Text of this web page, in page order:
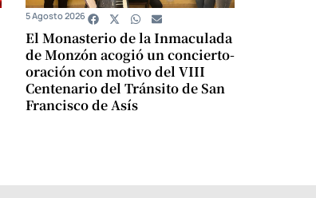
El Monasterio de la Inmaculada
de Monzón acogió un concierto-
oración con motivo del VIII
Centenario del Tránsito de San
Francisco de Asís
5 Agosto 2026